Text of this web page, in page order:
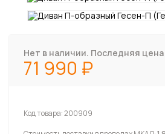
Нет в наличии. Последняя цена
71 990
Код товара:200909